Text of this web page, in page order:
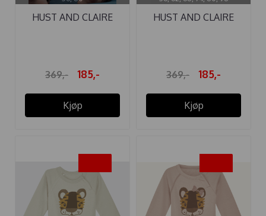
HUST AND CLAIRE
369,- 185,-
Kjøp
HUST AND CLAIRE
369,- 185,-
Kjøp